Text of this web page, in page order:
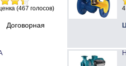
(467 голосов)
Договорная